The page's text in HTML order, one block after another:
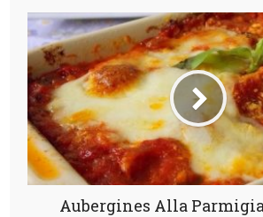
Aubergines Alla